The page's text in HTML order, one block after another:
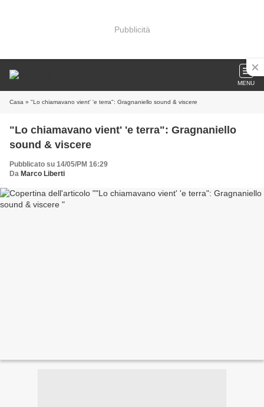
Pubblicità
MENU
Casa » "Lo chiamavano vient' 'e terra": Gragnaniello sound & viscere
"Lo chiamavano vient' 'e terra": Gragnaniello
sound & viscere
Pubblicato su 14/05/PM 16:29
Da Marco Liberti